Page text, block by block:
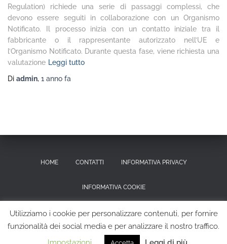
Regulation) richiede una serie di passaggi complessi, che
devono essere seguiti in collaborazione con un Organismo
Notificato. Il processo inizia con un contatto iniziale tra il
fabbricante o il rappresentante autorizzato nell’UE e
l’Organismo Notificato. Durante questa fase, viene richiesta una
valutazione Leggi tutto
Di admin, 1 anno fa
HOME CONTATTI INFORMATIVA PRIVACY
INFORMATIVA COOKIE
RICHIESTA CANCELLAZIONE DEI DATI PERSONALI
Hestia | Sviluppato daThemeIsle
Utilizziamo i cookie per personalizzare contenuti, per fornire
funzionalità dei social media e per analizzare il nostro traffico.